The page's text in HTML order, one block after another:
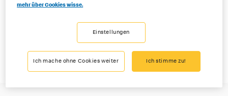
zuckriger Geschmack verleihen ihm nicht nur richtig Biss, sondern
auch himmlisch guten Geschmack.
mehr über Cookies wisse.
Einstellungen
Ich mache ohne Cookies weiter Ich stimme zu!